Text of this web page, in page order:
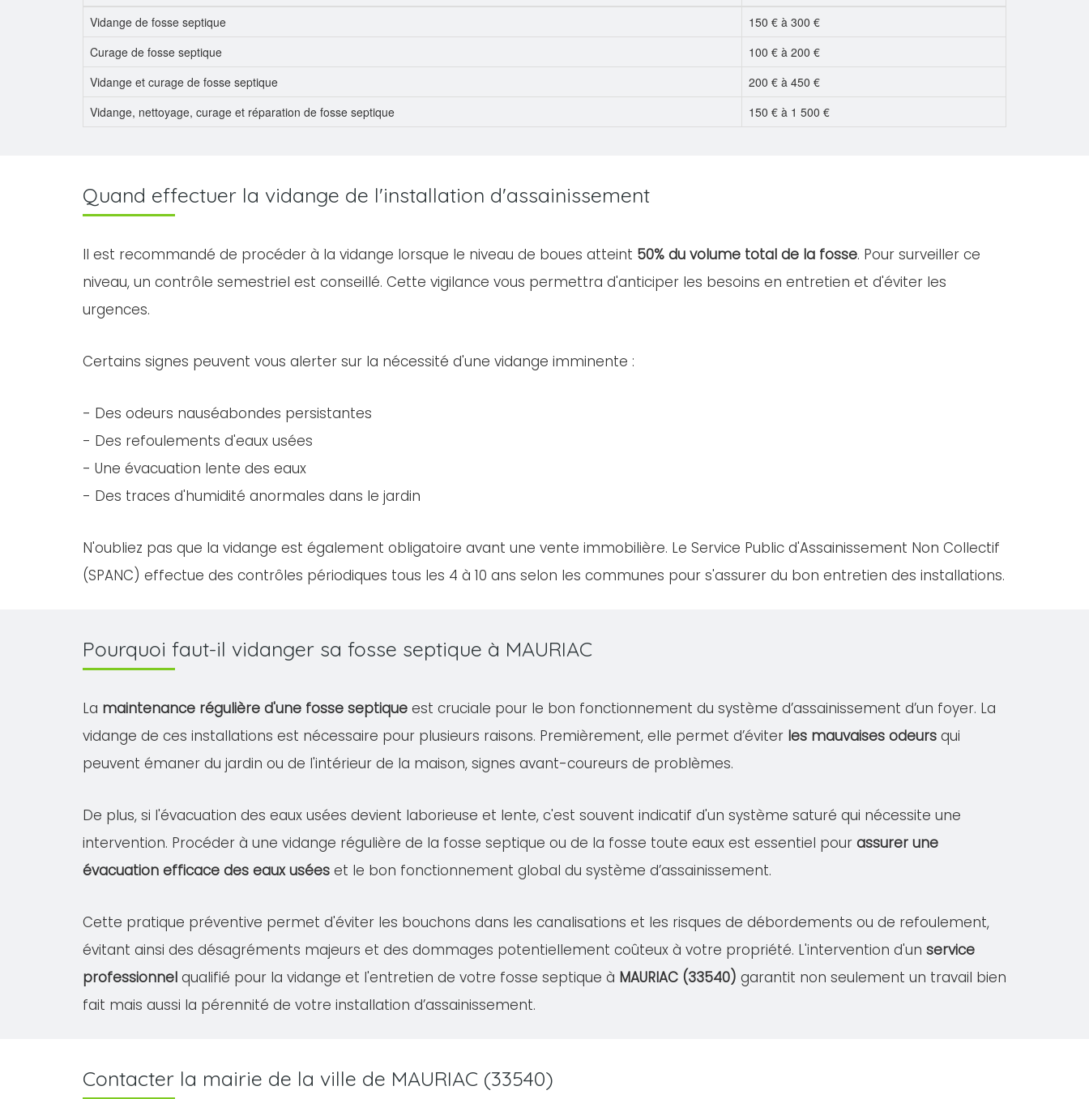
Vidange de fosse septique
150 € à 300 €
Curage de fosse septique
100 € à 200 €
Vidange et curage de fosse septique
200 € à 450 €
Vidange, nettoyage, curage et réparation de fosse septique
150 € à 1 500 €
Quand effectuer la vidange de l'installation d'assainissement
Il est recommandé de procéder à la vidange lorsque le niveau de boues atteint 50% du volume total de la fosse. Pour surveiller ce
niveau, un contrôle semestriel est conseillé. Cette vigilance vous permettra d'anticiper les besoins en entretien et d'éviter les
urgences.
Certains signes peuvent vous alerter sur la nécessité d'une vidange imminente :
- Des odeurs nauséabondes persistantes
- Des refoulements d'eaux usées
- Une évacuation lente des eaux
- Des traces d'humidité anormales dans le jardin
N'oubliez pas que la vidange est également obligatoire avant une vente immobilière. Le Service Public d'Assainissement Non Collectif
(SPANC) effectue des contrôles périodiques tous les 4 à 10 ans selon les communes pour s'assurer du bon entretien des installations.
Pourquoi faut-il vidanger sa fosse septique à MAURIAC
La maintenance régulière d'une fosse septique est cruciale pour le bon fonctionnement du système d’assainissement d’un foyer. La
vidange de ces installations est nécessaire pour plusieurs raisons. Premièrement, elle permet d’éviter les mauvaises odeurs qui
peuvent émaner du jardin ou de l'intérieur de la maison, signes avant-coureurs de problèmes.
De plus, si l'évacuation des eaux usées devient laborieuse et lente, c'est souvent indicatif d'un système saturé qui nécessite une
intervention. Procéder à une vidange régulière de la fosse septique ou de la fosse toute eaux est essentiel pour assurer une
évacuation efficace des eaux usées et le bon fonctionnement global du système d’assainissement.
Cette pratique préventive permet d'éviter les bouchons dans les canalisations et les risques de débordements ou de refoulement,
évitant ainsi des désagréments majeurs et des dommages potentiellement coûteux à votre propriété. L'intervention d'un service
professionnel qualifié pour la vidange et l'entretien de votre fosse septique à MAURIAC (33540) garantit non seulement un travail bien
fait mais aussi la pérennité de votre installation d’assainissement.
Contacter la mairie de la ville de MAURIAC (33540)